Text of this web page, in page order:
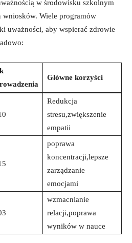
w środowisku szkolnym
wniosków. Wiele programów⁣
uważności, aby wspierać zdrowie
Główne korzyści
Redukcja
stresu,zwiększenie
empatii
poprawa
⁣koncentracji,lepsze
zarządzanie
emocjami
wzmacnianie
relacji,poprawa
wyników w nauce